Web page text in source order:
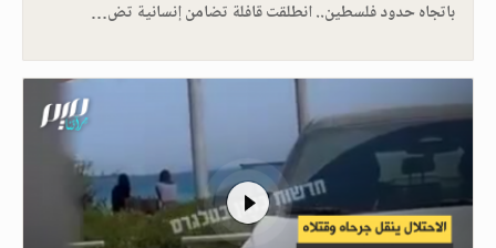
باتجاه حدود فلسطين.. انطلقت قافلة تضامن إنسانية تض…